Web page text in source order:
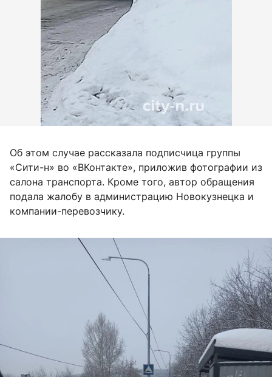
Об этом случае рассказала подписчица группы
«Сити-н» во «ВКонтакте», приложив фотографии из
салона транспорта. Кроме того, автор обращения
подала жалобу в администрацию Новокузнецка и
компании-перевозчику.